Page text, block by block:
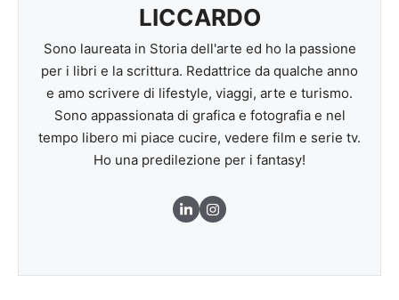
LICCARDO
Sono laureata in Storia dell'arte ed ho la passione
per i libri e la scrittura. Redattrice da qualche anno
e amo scrivere di lifestyle, viaggi, arte e turismo.
Sono appassionata di grafica e fotografia e nel
tempo libero mi piace cucire, vedere film e serie tv.
Ho una predilezione per i fantasy!